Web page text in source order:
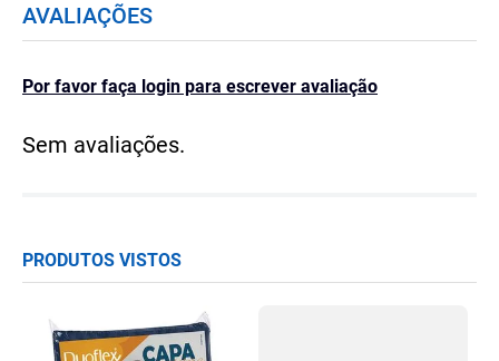
AVALIAÇÕES
Por favor faça login para escrever avaliação
Sem avaliações.
PRODUTOS VISTOS